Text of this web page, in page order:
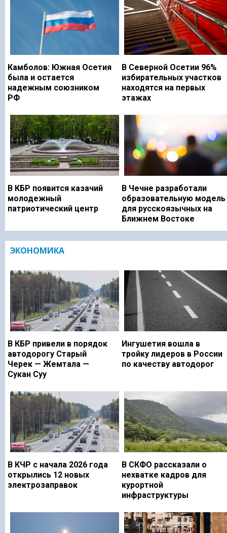
Камболов: Южная Осетия
была и остается
надежным союзником
РФ
В Северной Осетии 96%
избирательных участков
находятся на первых
этажах
В КБР появится казачий
молодежный
патриотический центр
В Чечне разработали
образовательную модель
для русскоязычных на
Ближнем Востоке
ЭКОНОМИКА
В КБР привели в порядок
автодорогу Старый
Черек — Жемтала —
Сукан Суу
Ингушетия вошла в
тройку лидеров в России
по качеству автодорог
В КЧР с начала 2026 года
открылись 12 новых
электрозаправок
В СКФО рассказали о
нехватке кадров для
курортной
инфраструктуры